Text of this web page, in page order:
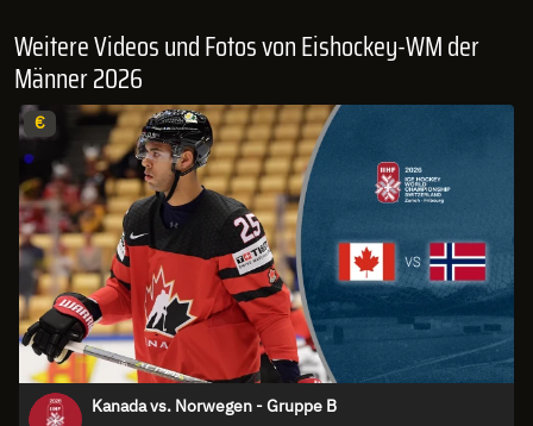
Weitere Videos und Fotos von Eishockey-WM der
Männer 2026
€
Kanada vs. Norwegen - Gruppe B